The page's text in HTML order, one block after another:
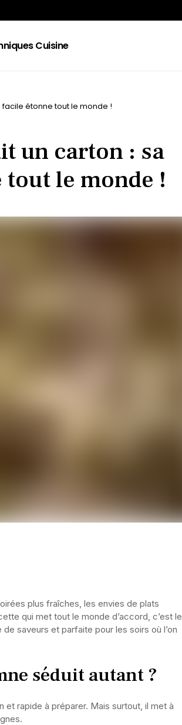
Cuisine
étonne tout le monde !
un carton : sa
le monde !
plus fraîches, les envies de plats
qui met tout le monde d’accord, c’est le
de saveurs et parfaite pour les soirs où l’on
séduit autant ?
rapide à préparer. Mais surtout, il met à